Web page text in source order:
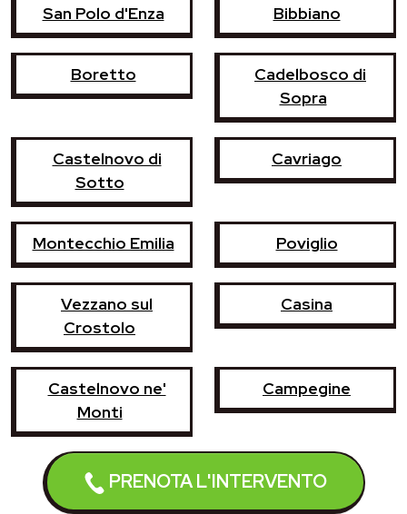
PRENOTA L'INTERVENTO
San Polo d'Enza Bibbiano
Boretto
Cadelbosco di
Sopra
Castelnovo di
Sotto
Cavriago
Montecchio Emilia Poviglio
Vezzano sul
Crostolo
Casina
Castelnovo ne'
Monti
Campegine
Brescello Fabbrico